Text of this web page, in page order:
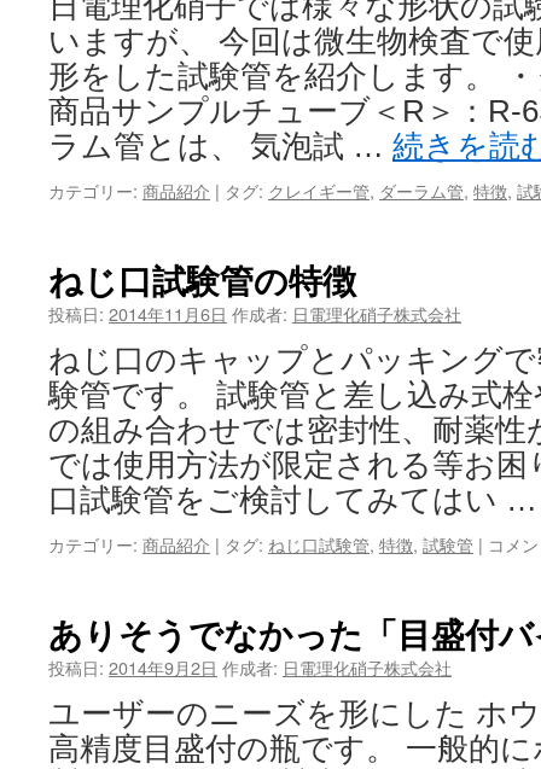
いますが、 今回は微生物検査で
形をした試験管を紹介します。
商品サンプルチューブ＜R＞：R-
ラム管とは、 気泡試 … 続きを読
カテゴリー: 商品紹介 | タグ: クレイギー管, ダーラム管, 特徴, 試
ねじ口試験管の特徴
投稿日: 2014年11月6日 作成者: 日電理化硝子株式会社
ねじ口のキャップとパッキング
験管です。 試験管と差し込み式
の組み合わせでは密封性、耐薬性
では使用方法が限定される等お
口試験管をご検討してみてはい
カテゴリー: 商品紹介 | タグ: ねじ口試験管, 特徴, 試験管 | ね
試
験
特
徴
は
コメ
ありそうでなかった「目盛付
投稿日: 2014年9月2日 作成者: 日電理化硝子株式会社
ユーザーのニーズを形にした ホ
高精度目盛付の瓶です。 一般的